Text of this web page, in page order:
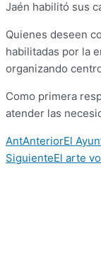
Jaén habilitó sus
Quienes deseen
habilitadas por la
organizando
Como primera
atender las
AntAnteriorEl
SiguienteEl arte